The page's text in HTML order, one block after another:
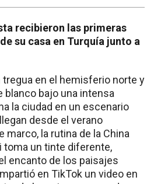
recibieron las primeras
su casa en Turquía junto a
tregua en el hemisferio norte y
blanco bajo una intensa
la ciudad en un escenario
desde el verano
marco, la rutina de la China
toma un tinte diferente,
encanto de los paisajes
en TikTok un video en